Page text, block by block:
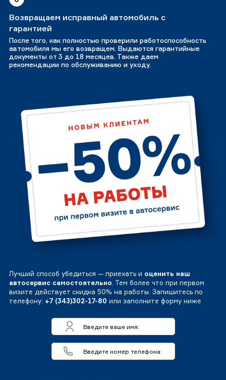
Возвращаем исправный автомобиль с
гарантией
После того, как полностью проверили работоспособность
автомобиля мы его возвращем. Выдаются гарантийные
документы от 3 до 18 месяцев. Также даем
рекомендации по обслуживанию и уходу.
Лучший способ убедиться — приехать и оценить наш
автосервис самостоятельно . Тем более что при первом
визите действует скидка 50% на работы. Запишитесь по
телефону: +7 (343)302-17-80 или заполните форму ниже